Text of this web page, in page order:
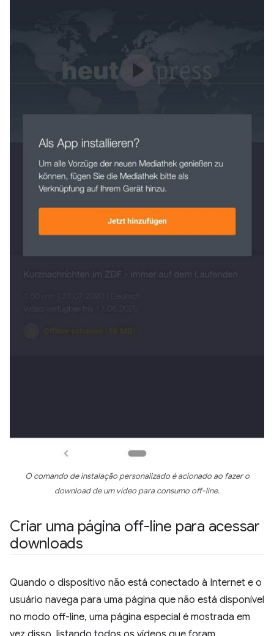
O comando de instalação personalizado é acionado ao fazer o
download de um vídeo para consumo off-line.
Criar uma página off-line para acessar
downloads
Quando o dispositivo não está conectado à Internet e o
usuário navega para uma página que não está disponível
no modo off-line, uma página especial é mostrada em